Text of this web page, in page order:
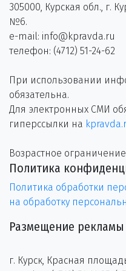
305000, Курская обл., г.
№6.
e-mail: info@kpravda.ru
телефон: (4712) 51-24-62
При использовании
обязательна.
Для электронных СМИ
гиперссылки на
Возрастное ограничение
Политика
Политика обработки
на обработку
Размещение рекламы
г. Курск, Красная